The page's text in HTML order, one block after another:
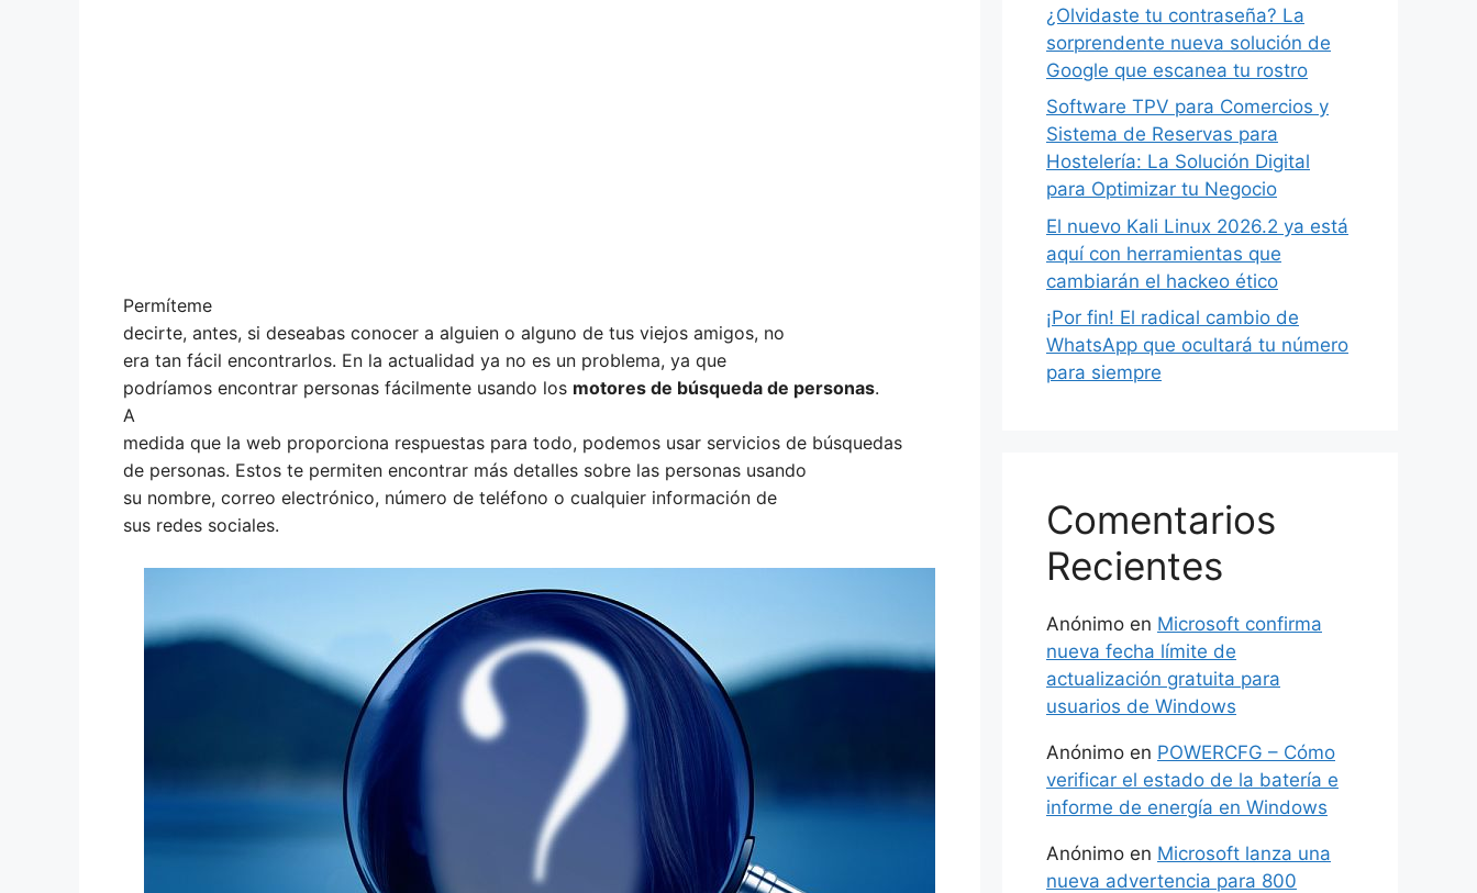
Permíteme
decirte, antes, si deseabas conocer a alguien o alguno de tus viejos amigos, no
era tan fácil encontrarlos. En la actualidad ya no es un problema, ya que
podríamos encontrar personas fácilmente usando los motores de búsqueda de personas.
A
medida que la web proporciona respuestas para todo, podemos usar servicios de búsquedas
de personas. Estos te permiten encontrar más detalles sobre las personas usando
su nombre, correo electrónico, número de teléfono o cualquier información de
sus redes sociales.
¿Olvidaste tu contraseña? La
sorprendente nueva solución de
Google que escanea tu rostro
Software TPV para Comercios y
Sistema de Reservas para
Hostelería: La Solución Digital
para Optimizar tu Negocio
El nuevo Kali Linux 2026.2 ya está
aquí con herramientas que
cambiarán el hackeo ético
¡Por fin! El radical cambio de
WhatsApp que ocultará tu número
para siempre
Comentarios
Recientes
Anónimo en Microsoft confirma
nueva fecha límite de
actualización gratuita para
usuarios de Windows
Anónimo en POWERCFG – Cómo
verificar el estado de la batería e
informe de energía en Windows
Anónimo en Microsoft lanza una
nueva advertencia para 800